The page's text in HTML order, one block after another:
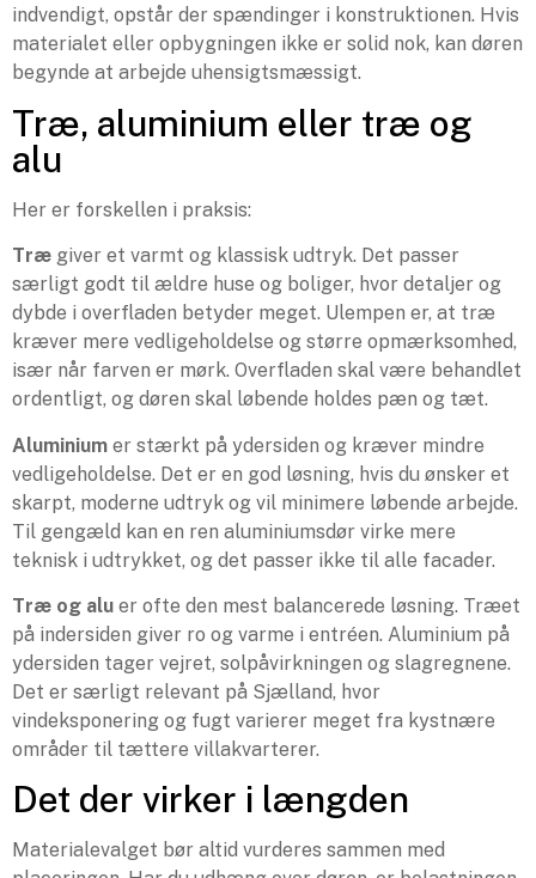
indvendigt, opstår der spændinger i konstruktionen. Hvis
materialet eller opbygningen ikke er solid nok, kan døren
begynde at arbejde uhensigtsmæssigt.
Træ, aluminium eller træ og
alu
Her er forskellen i praksis:
Træ giver et varmt og klassisk udtryk. Det passer
særligt godt til ældre huse og boliger, hvor detaljer og
dybde i overfladen betyder meget. Ulempen er, at træ
kræver mere vedligeholdelse og større opmærksomhed,
især når farven er mørk. Overfladen skal være behandlet
ordentligt, og døren skal løbende holdes pæn og tæt.
Aluminium er stærkt på ydersiden og kræver mindre
vedligeholdelse. Det er en god løsning, hvis du ønsker et
skarpt, moderne udtryk og vil minimere løbende arbejde.
Til gengæld kan en ren aluminiumsdør virke mere
teknisk i udtrykket, og det passer ikke til alle facader.
Træ og alu er ofte den mest balancerede løsning. Træet
på indersiden giver ro og varme i entréen. Aluminium på
ydersiden tager vejret, solpåvirkningen og slagregnene.
Det er særligt relevant på Sjælland, hvor
vindeksponering og fugt varierer meget fra kystnære
områder til tættere villakvarterer.
Det der virker i længden
Materialevalget bør altid vurderes sammen med